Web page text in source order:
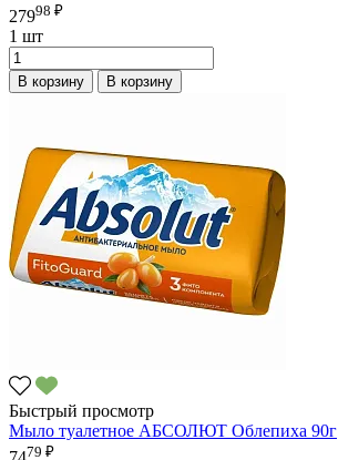
27998 ₽
1 шт
В корзину В корзину
Быстрый просмотр
Мыло туалетное АБСОЛЮТ Облепиха 90г
79 ₽